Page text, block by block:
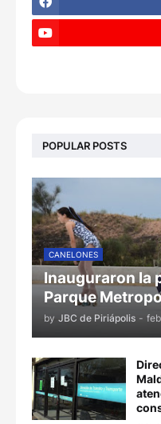
POPULAR POSTS
CANELONES
Inauguraron la
Parque
by JBC de Piriápolis -